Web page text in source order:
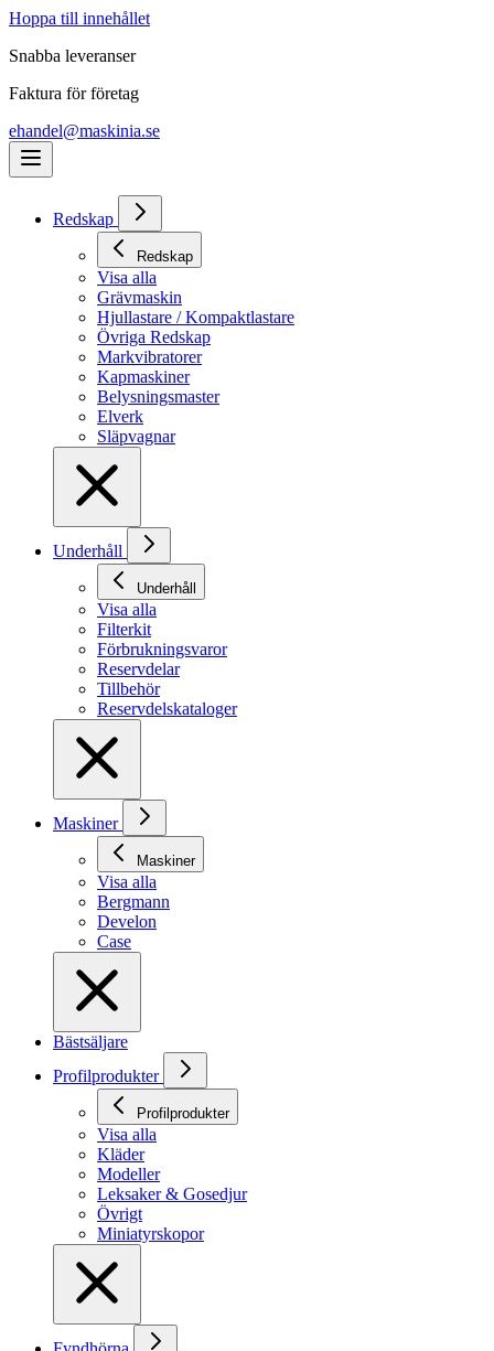
Hoppa till innehållet
Snabba leveranser
Faktura för företag
ehandel@maskinia.se
Redskap
Redskap
Visa alla
Grävmaskin
Hjullastare / Kompaktlastare
Övriga Redskap
Markvibratorer
Kapmaskiner
Belysningsmaster
Elverk
Släpvagnar
Underhåll
Underhåll
Visa alla
Filterkit
Förbrukningsvaror
Reservdelar
Tillbehör
Reservdelskataloger
Maskiner
Maskiner
Visa alla
Bergmann
Develon
Case
Bästsäljare
Profilprodukter
Profilprodukter
Visa alla
Kläder
Modeller
Leksaker & Gosedjur
Övrigt
Miniatyrskopor